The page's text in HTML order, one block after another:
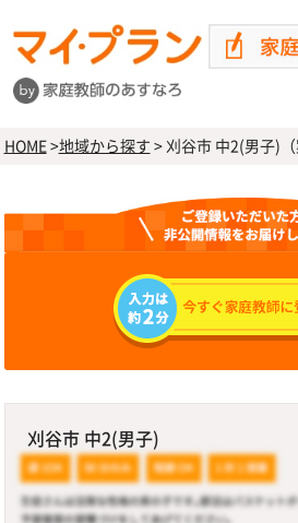
HOME>地域から探す >刈谷市 中2(男子)（
刈谷市 中2(男子)